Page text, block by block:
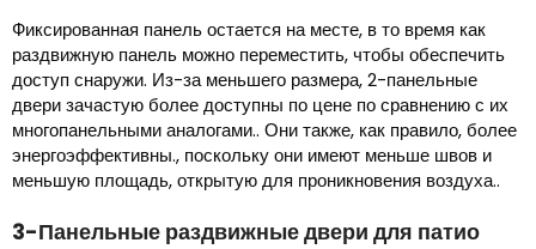
Фиксированная панель остается на месте, в то время как
раздвижную панель можно переместить, чтобы обеспечить
доступ снаружи. Из-за меньшего размера, 2-панельные
двери зачастую более доступны по цене по сравнению с их
многопанельными аналогами.. Они также, как правило, более
энергоэффективны., поскольку они имеют меньше швов и
меньшую площадь, открытую для проникновения воздуха..
3-Панельные раздвижные двери для патио